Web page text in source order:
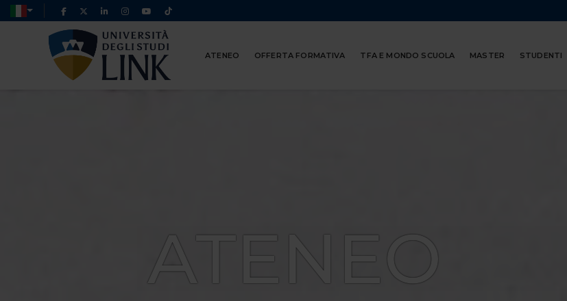
ATENEO OFFERTA FORMATIVA TFA E MONDO SCUOLA MASTER STUDENTI
ATENEO